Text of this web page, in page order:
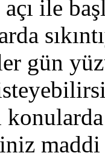
açı ile
gün
maddi